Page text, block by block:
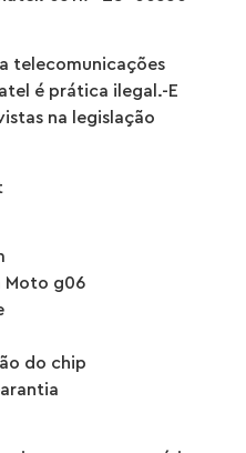
telecomunicações
é prática ilegal.-E
na legislação
Moto g06
do chip